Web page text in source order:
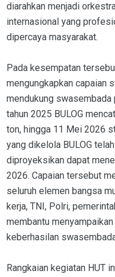
diarahkan menjadi
internasional yang
dipercaya masyarakat.
Pada kesempatan
mengungkapkan capaian
mendukung swasembada
tahun 2025 BULOG
ton, hingga 11 Mei 2026
yang dikelola BULOG
diproyeksikan dapat
2026. Capaian tersebut
seluruh elemen bangsa
kerja, TNI, Polri,
membantu
keberhasilan
Rangkaian kegiatan HUT